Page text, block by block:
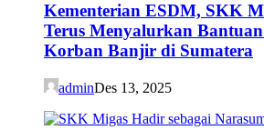
Kementerian ESDM, SKK
Terus Menyalurkan
Korban Banjir di Sumatera
adminDes 13, 2025